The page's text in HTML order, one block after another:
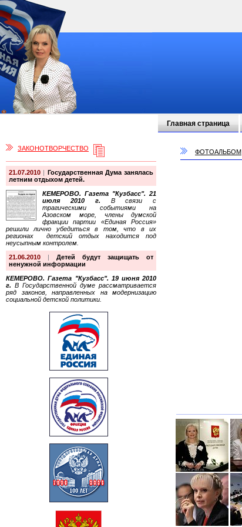
Главная страница
ЗАКОНОТВОРЧЕСТВО
21.07.2010 | Государственная Дума занялась
летним отдыхом детей.
КЕМЕРОВО. Газета "Кузбасс". 21
июля 2010 г. В связи с
трагическими событиями на
Азовском море, члены думской
фракции партии «Единая Россия»
решили лично убедиться в том, что в их
регионах детский отдых находится под
неусыпным контролем.
21.06.2010 |Детей будут защищать от
ненужной информации
КЕМЕРОВО. Газета "Кузбасс". 19 июня 2010
г.В Государственной думе рассматривается
ряд законов, направленных на модернизацию
социальной детской политики.
ФОТОАЛЬБОМ